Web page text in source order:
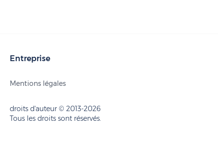
Entreprise
Mentions légales
droits d'auteur © 2013-2026
Tous les droits sont réservés.